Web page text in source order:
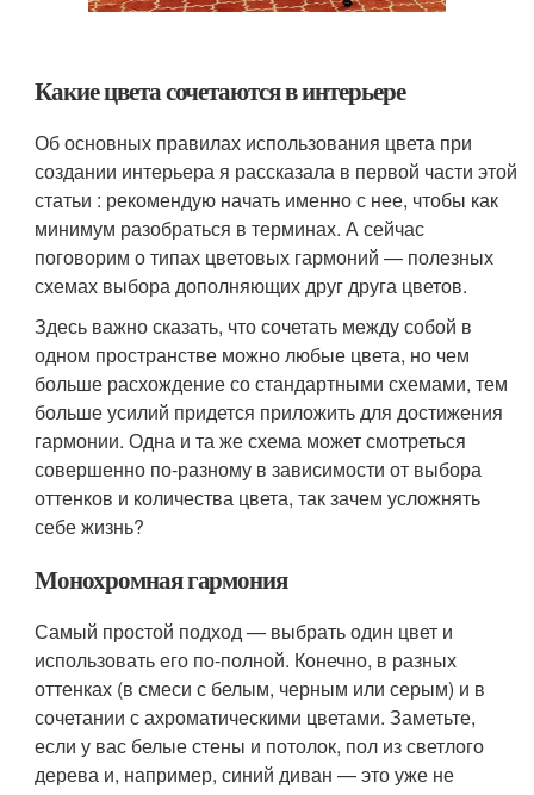
Какие цвета сочетаются в интерьере
Об основных правилах использования цвета при
создании интерьера я рассказала в первой части этой
статьи : рекомендую начать именно с нее, чтобы как
минимум разобраться в терминах. А сейчас
поговорим о типах цветовых гармоний — полезных
схемах выбора дополняющих друг друга цветов.
Здесь важно сказать, что сочетать между собой в
одном пространстве можно любые цвета, но чем
больше расхождение со стандартными схемами, тем
больше усилий придется приложить для достижения
гармонии. Одна и та же схема может смотреться
совершенно по-разному в зависимости от выбора
оттенков и количества цвета, так зачем усложнять
себе жизнь?
Монохромная гармония
Самый простой подход — выбрать один цвет и
использовать его по-полной. Конечно, в разных
оттенках (в смеси с белым, черным или серым) и в
сочетании с ахроматическими цветами. Заметьте,
если у вас белые стены и потолок, пол из светлого
дерева и, например, синий диван — это уже не